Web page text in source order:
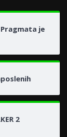
je
2